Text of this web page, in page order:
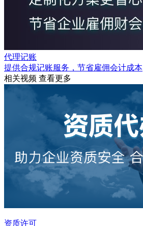
代理记账
提供合规记账服务，节省雇佣会计成本
相关视频 查看更多
资质许可